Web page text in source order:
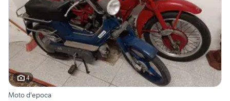
4
Moto d'epoca